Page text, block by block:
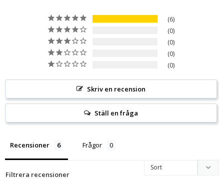
6
0
0
0
0
Skriv en recension
Ställ en fråga
Recensioner Frågor
Filtrera recensioner